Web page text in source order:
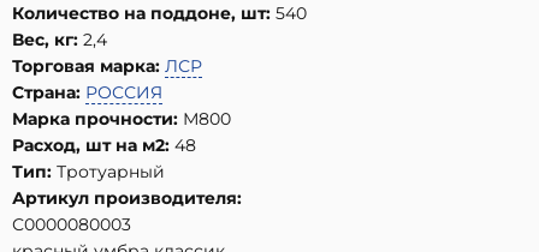
Количество на поддоне, шт: 540
Вес, кг: 2,4
Торговая марка: ЛСР
Страна: РОССИЯ
Марка прочности: М800
Расход, шт на м2: 48
Тип: Тротуарный
Артикул производителя:
С0000080003